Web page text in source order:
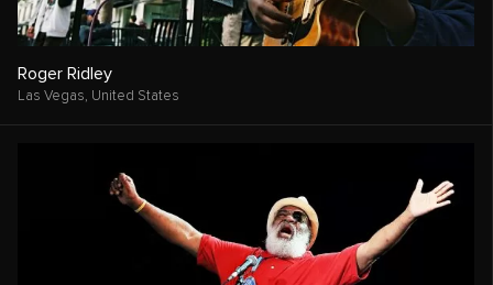
Roger Ridley
Las Vegas, United States